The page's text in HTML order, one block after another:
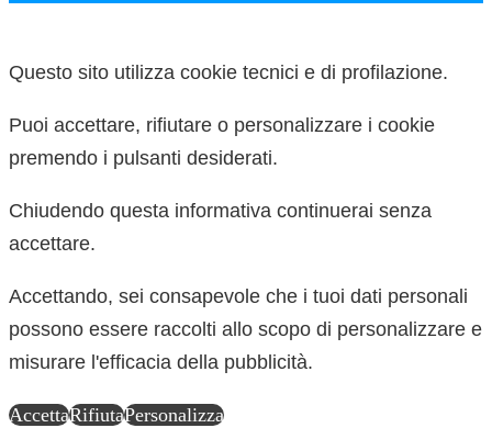
Questo sito utilizza cookie tecnici e di profilazione.
Puoi accettare, rifiutare o personalizzare i cookie
premendo i pulsanti desiderati.
Chiudendo questa informativa continuerai senza
accettare.
Accettando, sei consapevole che i tuoi dati personali
possono essere raccolti allo scopo di personalizzare e
misurare l'efficacia della pubblicità.
AccettaRifiutaPersonalizza